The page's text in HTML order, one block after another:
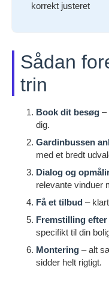
korrekt justeret
Sådan
trin
Book dit besøg –
dig.
Gardinbussen
med et bredt
Dialog og
relevante vinduer
Få et tilbud –
Fremstilling efter
specifikt til din
Montering – alt
sidder helt rigtigt.